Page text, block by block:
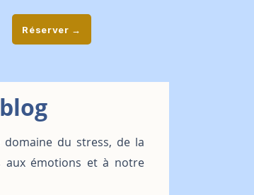
Réserver →
du stress, de la
aux émotions et à notre